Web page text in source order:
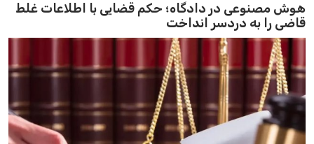
هوش مصنوعی در دادگاه؛ حکم قضایی با اطلاعات غلط
قاضی را به دردسر انداخت